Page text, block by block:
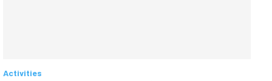
Activities